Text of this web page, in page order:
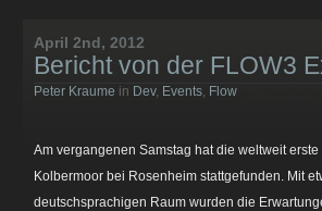
April 2nd, 2012
Bericht von der FLOW3
Peter Kraume in Dev, Events, Flow
Am vergangenen Samstag hat die weltweit
Kolbermoor bei Rosenheim stattgefunden. Mit
deutschsprachigen Raum wurden die